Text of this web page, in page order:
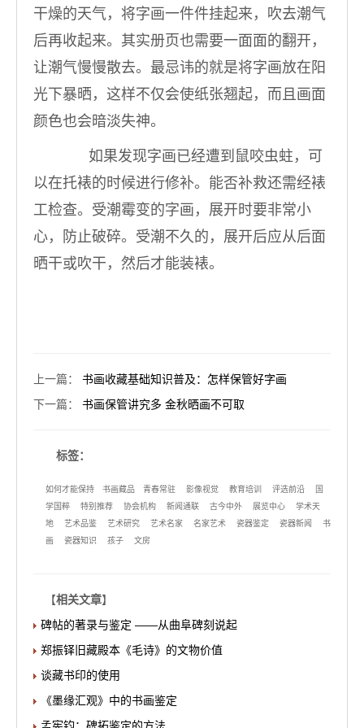
干燥的天气，将字画一件件挂起来，吹去潮气
后再收起来。其实册页也需要一面面的翻开，
让潮气慢慢散去。最忌讳的就是将字画放在阳
光下暴晒，这样不仅会使纸张翘起，而且画面
颜色也会暗淡失神。
如果发现字画已经遭到鼠咬虫蛀，可
以在托裱的时候进行修补。能否补救还需经裱
工检查。受潮霉变的字画，展开时要非常小
心，防止破碎。受潮不久的，展开后应从后面
晒干或吹干，然后才能装裱。
上一篇： 书画收藏基础知识普及：怎样保管好字画
下一篇： 书画保管讲究多 金秋晒画不可取
标签：
如何才能保持 书画藏品 青春常驻 影像视觉 教育培训 评选前沿
国
学国粹
特别推荐 协会机构 新闻通联 古今中外 展览中心
学术天
地
艺术品鉴 艺术研究 艺术名家 名家艺术 瓷器鉴定 瓷器新闻
书
画
瓷器知识 孩子 文房
【相关文章】
碑帖的著录与鉴定 ——从曲阜碑刻说起
郑振铎旧藏殿本《毛诗》的文物价值
谈藏书印的使用
《墨缘汇观》中的书画鉴定